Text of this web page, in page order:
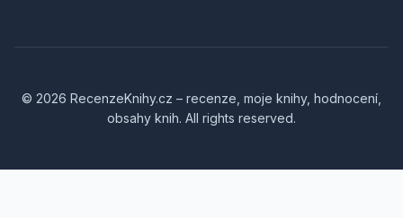
© 2026 RecenzeKnihy.cz – recenze, moje knihy, hodnocení,
obsahy knih. All rights reserved.